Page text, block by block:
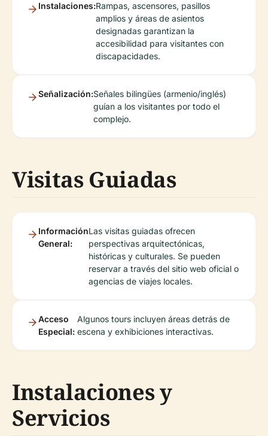
Instalaciones:Rampas, ascensores, pasillos
amplios y áreas de asientos
designadas garantizan la
accesibilidad para visitantes con
discapacidades.
Señalización:Señales bilingües (armenio/inglés)
guían a los visitantes por todo el
complejo.
Visitas Guiadas
Información
General:
Las visitas guiadas ofrecen
perspectivas arquitectónicas,
históricas y culturales. Se pueden
reservar a través del sitio web oficial o
agencias de viajes locales.
Acceso
Especial:
Algunos tours incluyen áreas detrás de
escena y exhibiciones interactivas.
Instalaciones y
Servicios